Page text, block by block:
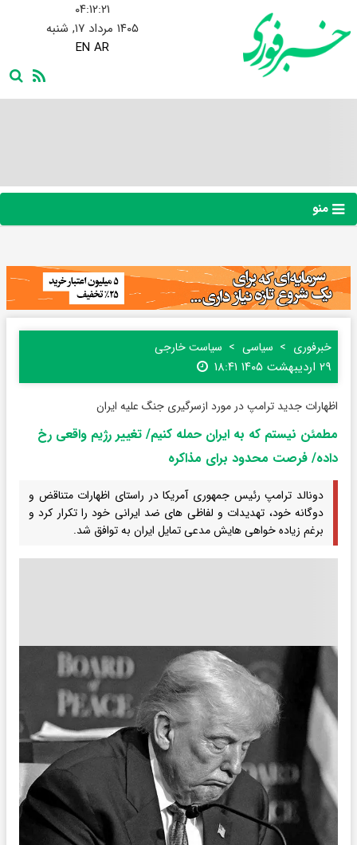
۰۴:۱۲:۲۳
۱۴۰۵ مرداد ۱۷, شنبه
EN AR
منو
خبرفوری سیاسی سیاست خارجی
۲۹ اردیبهشت ۱۴۰۵ ۱۸:۴۱
اظهارات جدید ترامپ در مورد ازسرگیری جنگ علیه ایران
مطمئن نیستم که به ایران حمله کنیم/ تغییر رژیم واقعی رخ
داده/ فرصت محدود برای مذاکره
دونالد ترامپ رئیس جمهوری آمریکا در راستای اظهارات متناقض و
دوگانه خود، تهدیدات و لفاظی های ضد ایرانی خود را تکرار کرد و
برغم زیاده خواهی هایش مدعی تمایل ایران به توافق شد.